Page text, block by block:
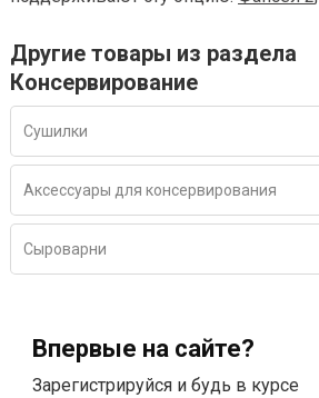
Другие товары из раздела
Консервирование
Сушилки
Аксессуары для консервирования
Сыроварни
Впервые на сайте?
Зарегистрируйся и будь в курсе